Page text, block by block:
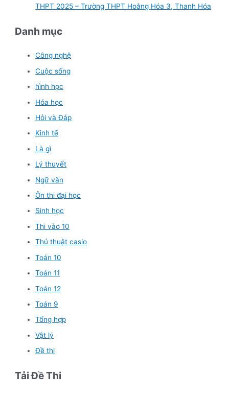
THPT 2025 – Trường THPT Hoằng Hóa 3, Thanh Hóa
Danh mục
Công nghệ
Cuộc sống
hình học
Hóa học
Hỏi và Đáp
Kinh tế
Là gì
Lý thuyết
Ngữ văn
Ôn thi đại học
Sinh học
Thi vào 10
Thủ thuật casio
Toán 10
Toán 11
Toán 12
Toán 9
Tổng hợp
Vật lý
Đề thi
Tải Đề Thi